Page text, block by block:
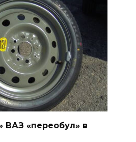
ВАЗ «переобул» в